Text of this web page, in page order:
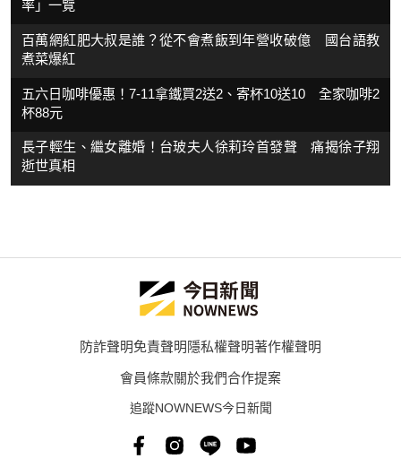
率」一覽
百萬網紅肥大叔是誰？從不會煮飯到年營收破億 國台語教
煮菜爆紅
五六日咖啡優惠！7-11拿鐵買2送2、寄杯10送10 全家咖啡2
杯88元
長子輕生、繼女離婚！台玻夫人徐莉玲首發聲 痛揭徐子翔
逝世真相
防詐聲明免責聲明隱私權聲明著作權聲明
會員條款關於我們合作提案
追蹤NOWNEWS今日新聞